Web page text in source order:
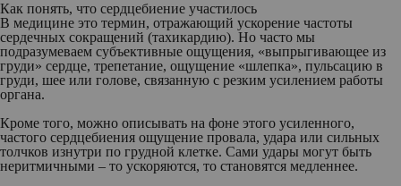
Как понять, что сердцебиение участилось
В медицине это термин, отражающий ускорение частоты
сердечных сокращений (тахикардию). Но часто мы
подразумеваем субъективные ощущения, «выпрыгивающее из
груди» сердце, трепетание, ощущение «шлепка», пульсацию в
груди, шее или голове, связанную с резким усилением работы
органа.
Кроме того, можно описывать на фоне этого усиленного,
частого сердцебиения ощущение провала, удара или сильных
толчков изнутри по грудной клетке. Сами удары могут быть
неритмичными – то ускоряются, то становятся медленнее.